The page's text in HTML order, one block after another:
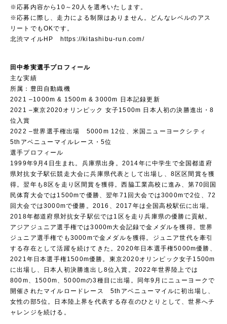
※応募内容から10～20人を選考いたします。
※応募に際し、走力による制限はありません。どんなレベルのアス
リートでもOKです。
北渋マイルHP https://kitashibu-run.com/
田中希実選手プロフィール
主な実績
所属：豊田自動織機
2021 –1000m & 1500m & 3000m 日本記録更新
2021 –東京2020オリンピック 女子1500m 日本人初の決勝進出・8
位入賞
2022 –世界選手権出場 5000m 12位、米国ニューヨークシティ
5thアベニューマイルレース・5位
選手プロフィール
1999年9月4日生まれ。兵庫県出身。2014年に中学生で全国都道府
県対抗女子駅伝競走大会に兵庫県代表として出場し、8区区間賞を獲
得。翌年も8区を走り区間賞を獲得。西脇工業高校に進み、第70回国
民体育大会では1500mで優勝、翌年71回大会では3000mで2位、72
回大会では3000mで優勝。2016、2017年は全国高校駅伝に出場。
2018年都道府県対抗女子駅伝では1区を走り兵庫県の優勝に貢献。
アジアジュニア選手権では3000m大会記録で金メダルを獲得。世界
ジュニア選手権でも3000mで金メダルを獲得。ジュニア世代を牽引
する存在として活躍を続けてきた。2020年日本選手権5000m優勝、
2021年日本選手権1500m優勝。東京2020オリンピック女子1500m
に出場し、日本人初決勝進出し8位入賞。2022年世界陸上では
800m、1500m、5000mの3種目に出場。同年9月にニューヨークで
開催されたマイルロードレース 5thアベニューマイルに初出場し、
女性の部5位。日本陸上界を代表する存在のひとりとして、世界へチ
ャレンジを続ける。